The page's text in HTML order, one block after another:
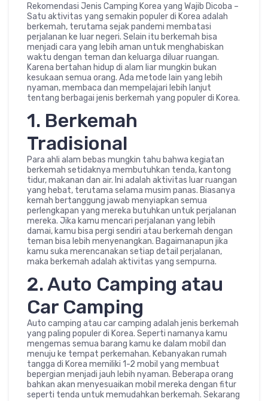
Rekomendasi Jenis Camping Korea yang Wajib Dicoba –
Satu aktivitas yang semakin populer di Korea adalah
berkemah, terutama sejak pandemi membatasi
perjalanan ke luar negeri. Selain itu berkemah bisa
menjadi cara yang lebih aman untuk menghabiskan
waktu dengan teman dan keluarga diluar ruangan.
Karena bertahan hidup di alam liar mungkin bukan
kesukaan semua orang. Ada metode lain yang lebih
nyaman, membaca dan mempelajari lebih lanjut
tentang berbagai jenis berkemah yang populer di Korea.
1. Berkemah
Tradisional
Para ahli alam bebas mungkin tahu bahwa kegiatan
berkemah setidaknya membutuhkan tenda, kantong
tidur, makanan dan air. Ini adalah aktivitas luar ruangan
yang hebat, terutama selama musim panas. Biasanya
kemah bertanggung jawab menyiapkan semua
perlengkapan yang mereka butuhkan untuk perjalanan
mereka. Jika kamu mencari perjalanan yang lebih
damai, kamu bisa pergi sendiri atau berkemah dengan
teman bisa lebih menyenangkan. Bagaimanapun jika
kamu suka merencanakan setiap detail perjalanan,
maka berkemah adalah aktivitas yang sempurna.
2. Auto Camping atau
Car Camping
Auto camping atau car camping adalah jenis berkemah
yang paling populer di Korea. Seperti namanya kamu
mengemas semua barang kamu ke dalam mobil dan
menuju ke tempat perkemahan. Kebanyakan rumah
tangga di Korea memiliki 1-2 mobil yang membuat
bepergian menjadi jauh lebih nyaman. Beberapa orang
bahkan akan menyesuaikan mobil mereka dengan fitur
seperti tenda untuk memudahkan berkemah. Sekarang